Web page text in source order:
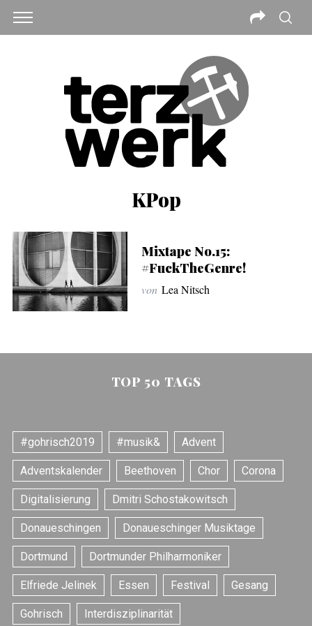
KPop
Mixtape No.15:
#FuckTheGenre!
von Lea Nitsch
TOP 50 TAGS
#gohrisch2019 #musik& Advent
Adventskalender Beethoven Chor Corona
Digitalisierung Dmitri Schostakowitsch
Donaueschingen Donaueschinger Musiktage
Dortmund Dortmunder Philharmoniker
Elfriede Jelinek Essen Festival Gesang
Gohrisch Interdisziplinarität